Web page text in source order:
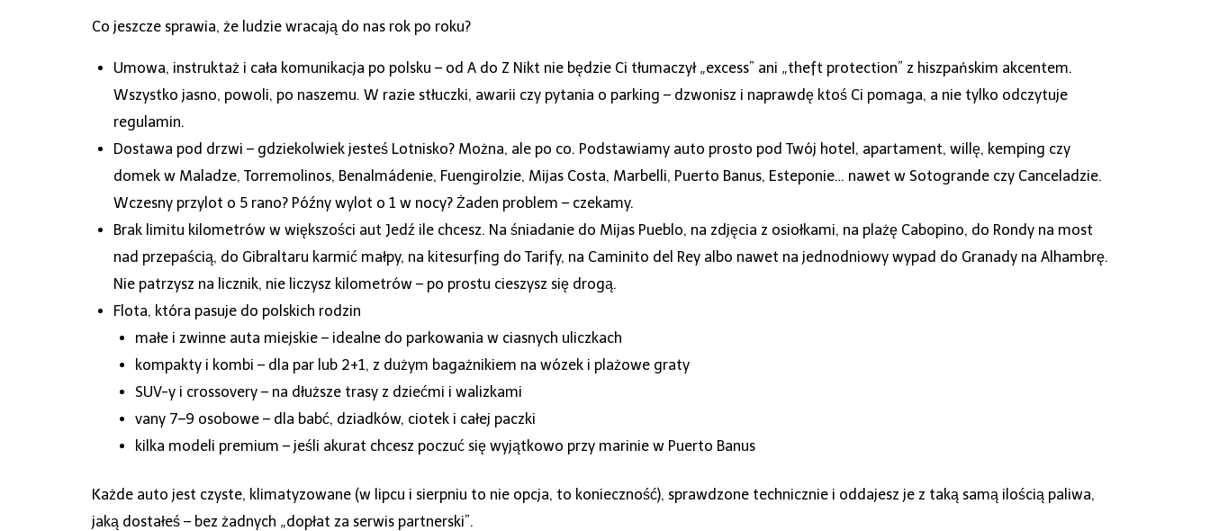
Co jeszcze sprawia, że ludzie wracają do nas rok po roku?
Umowa, instruktaż i cała komunikacja po polsku – od A do Z Nikt nie będzie Ci tłumaczył „excess” ani „theft protection” z hiszpańskim akcentem.
Wszystko jasno, powoli, po naszemu. W razie stłuczki, awarii czy pytania o parking – dzwonisz i naprawdę ktoś Ci pomaga, a nie tylko odczytuje
regulamin.
Dostawa pod drzwi – gdziekolwiek jesteś Lotnisko? Można, ale po co. Podstawiamy auto prosto pod Twój hotel, apartament, willę, kemping czy
domek w Maladze, Torremolinos, Benalmádenie, Fuengirolzie, Mijas Costa, Marbelli, Puerto Banus, Esteponie… nawet w Sotogrande czy Canceladzie.
Wczesny przylot o 5 rano? Późny wylot o 1 w nocy? Żaden problem – czekamy.
Brak limitu kilometrów w większości aut Jedź ile chcesz. Na śniadanie do Mijas Pueblo, na zdjęcia z osiołkami, na plażę Cabopino, do Rondy na most
nad przepaścią, do Gibraltaru karmić małpy, na kitesurfing do Tarify, na Caminito del Rey albo nawet na jednodniowy wypad do Granady na Alhambrę.
Nie patrzysz na licznik, nie liczysz kilometrów – po prostu cieszysz się drogą.
Flota, która pasuje do polskich rodzin
małe i zwinne auta miejskie – idealne do parkowania w ciasnych uliczkach
kompakty i kombi – dla par lub 2+1, z dużym bagażnikiem na wózek i plażowe graty
SUV-y i crossovery – na dłuższe trasy z dziećmi i walizkami
vany 7–9 osobowe – dla babć, dziadków, ciotek i całej paczki
kilka modeli premium – jeśli akurat chcesz poczuć się wyjątkowo przy marinie w Puerto Banus
Każde auto jest czyste, klimatyzowane (w lipcu i sierpniu to nie opcja, to konieczność), sprawdzone technicznie i oddajesz je z taką samą ilością paliwa,
jaką dostałeś – bez żadnych „dopłat za serwis partnerski”.